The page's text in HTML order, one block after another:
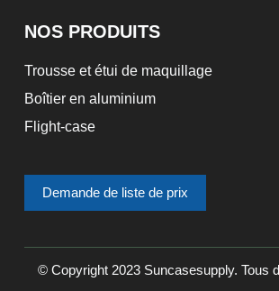
NOS PRODUITS
Trousse et étui de maquillage
Boîtier en aluminium
Flight-case
Demande de liste de prix
© Copyright 2023 Suncasesupply. Tous